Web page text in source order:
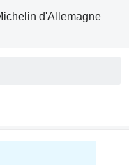
d'Allemagne